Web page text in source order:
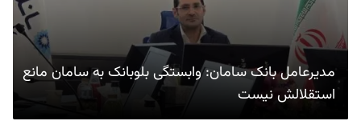
مدیرعامل بانک سامان: وابستگی بلوبانک به سامان مانع
استقلالش نیست